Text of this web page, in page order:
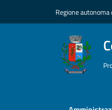
Regione autonoma